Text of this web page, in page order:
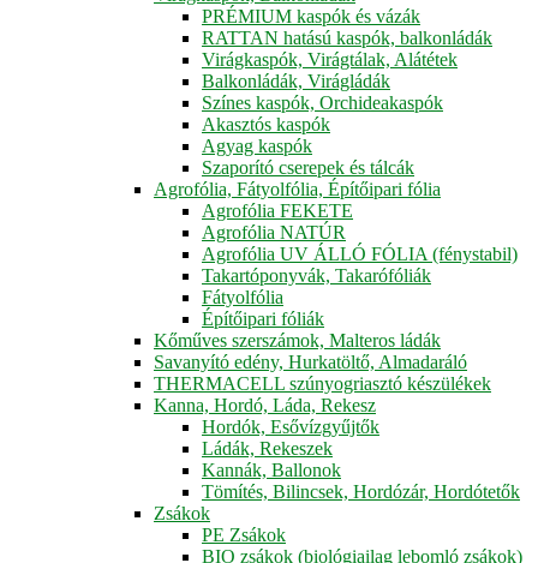
PRÉMIUM kaspók és vázák
RATTAN hatású kaspók, balkonládák
Virágkaspók, Virágtálak, Alátétek
Balkonládák, Virágládák
Színes kaspók, Orchideakaspók
Akasztós kaspók
Agyag kaspók
Szaporító cserepek és tálcák
Agrofólia, Fátyolfólia, Építőipari fólia
Agrofólia FEKETE
Agrofólia NATÚR
Agrofólia UV ÁLLÓ FÓLIA (fénystabil)
Takartóponyvák, Takarófóliák
Fátyolfólia
Építőipari fóliák
Kőműves szerszámok, Malteros ládák
Savanyító edény, Hurkatöltő, Almadaráló
THERMACELL szúnyogriasztó készülékek
Kanna, Hordó, Láda, Rekesz
Hordók, Esővízgyűjtők
Ládák, Rekeszek
Kannák, Ballonok
Tömítés, Bilincsek, Hordózár, Hordótetők
Zsákok
PE Zsákok
BIO zsákok (biológiailag lebomló zsákok)